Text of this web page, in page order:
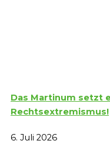
Das Martinum setzt
Rechtsextremismus!
6. Juli 2026